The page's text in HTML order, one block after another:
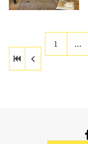
1 …